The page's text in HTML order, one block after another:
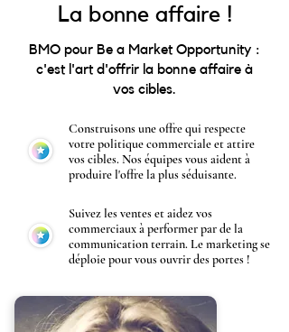
La bonne affaire !
BMO pour Be a Market Opportunity :
c'est l'art d'offrir la bonne affaire à
vos cibles.
Construisons une offre qui respecte
votre politique commerciale et attire
vos cibles. Nos équipes vous aident à
produire l'offre la plus séduisante.
Suivez les ventes et aidez vos
commerciaux à performer par de la
communication terrain. Le marketing se
déploie pour vous ouvrir des portes !
Prendre un RDV